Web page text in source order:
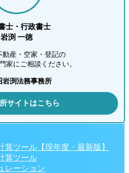
士・行政書士
岩渕 一徳
動産・空家・登記の
家にご相談ください。
岩渕法務事務所
サイトはこちら
算ツール【現年度・最新版】
算ツール
レーション